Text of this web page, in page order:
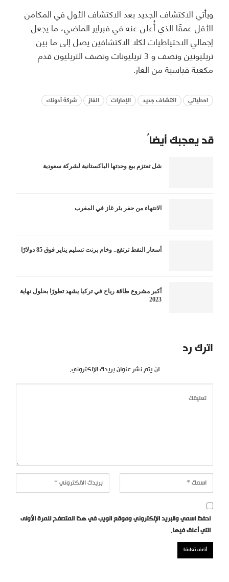
ويأتي الاكتشاف الجديد بعد الاكتشاف الأول في المكامن
الأقل عمقًا الذي أُعلن عنه في فبراير الماضي، ما يجعل
إجمالي الاحتياطيات لكلا الاكتشافين يصل إلى ما بين
تريليونين ونصف و 3 تريليونات ونصف التريليون قدم
مكعبة قياسية من الغاز.
احطياتي اكتشاف جديد الإمارات الغاز شركة أدونك
قد يعجبك أيضاً
شل تعتزم بيع وحدتها الباكستانية لشركة سعودية
الانتهاء من حفر بئر غاز في المغرب
أسعار النفط ترتفع.. وخام برنت تسليم يناير فوق 85 دولارًا
أكبر مشروع طاقة رياح في تركيا يشهد تطورًا بحلول نهاية
2023
اترك رد
لن يتم نشر عنوان بريدك الإلكتروني.
احفظ اسمي والبريد الإلكتروني وموقع الويب في هذا المتصفح للمرة الأولى
التي أعلق فيها.